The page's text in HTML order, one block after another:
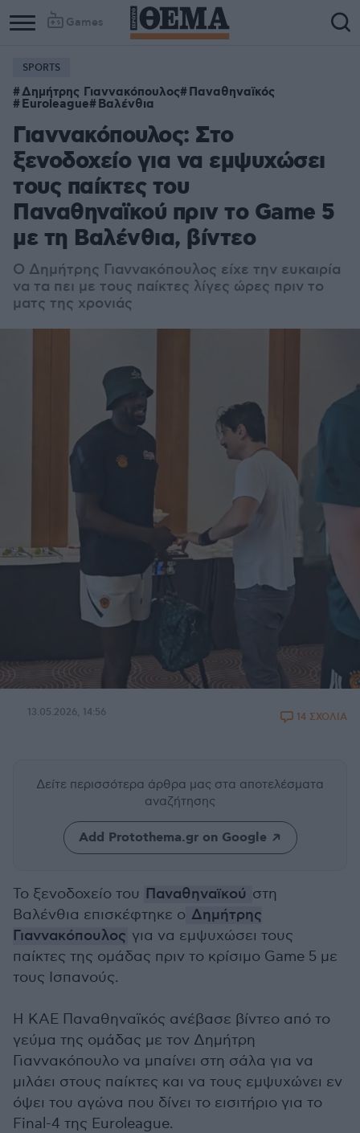
Games
SPORTS
Δημήτρης Γιαννακόπουλος Παναθηναϊκός
Euroleague Βαλένθια
Γιαννακόπουλος: Στο
ξενοδοχείο για να εμψυχώσει
τους παίκτες του
Παναθηναϊκού πριν το Game 5
με τη Βαλένθια, βίντεο
Ο Δημήτρης Γιαννακόπουλος είχε την ευκαιρία
να τα πει με τους παίκτες λίγες ώρες πριν το
ματς της χρονιάς
13.05.2026, 14:56 14 ΣΧΟΛΙΑ
Δείτε περισσότερα άρθρα μας στα αποτελέσματα
αναζήτησης
Add Protothema.gr on Google
Το ξενοδοχείο του Παναθηναϊκού στη
Βαλένθια επισκέφτηκε ο Δημήτρης
Γιαννακόπουλος για να εμψυχώσει τους
παίκτες της ομάδας πριν το κρίσιμο Game 5 με
τους Ισπανούς.
Η ΚΑΕ Παναθηναϊκός ανέβασε βίντεο από το
γεύμα της ομάδας με τον Δημήτρη
Γιαννακόπουλο να μπαίνει στη σάλα για να
μιλάει στους παίκτες και να τους εμψυχώνει εν
όψει του αγώνα που δίνει το εισιτήριο για το
Final-4 της Euroleague.